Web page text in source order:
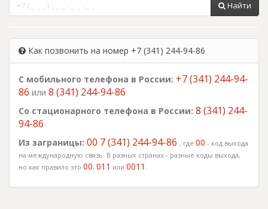
Найти
Как позвонить на номер +7 (341) 244-94-86
С мобильного телефона в России: +7 (341) 244-94-
86 или 8 (341) 244-94-86
Со стационарного телефона в России: 8 (341) 244-
94-86
Из заграницы: 00 7 (341) 244-94-86 , где 00 - код выхода
на международную связь. В разных странах - разные коды выхода,
но как правило это 00, 011 или 0011 .